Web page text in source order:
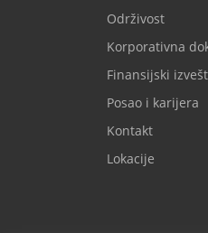
Održivost
Korporativna
Finansijski
Posao i karijera
Kontakt
Lokacije